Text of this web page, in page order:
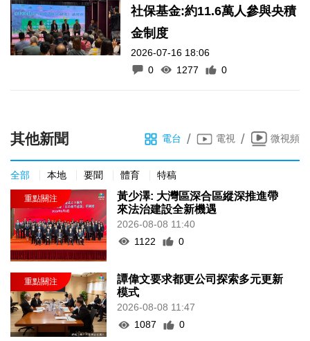
社保基金:約11.6萬人參與央積
金制度
2026-07-16 18:06
0
1277 0
其他新聞 電台 / 電視 / 微視頻
全部 本地 要聞 體育 特稿
黃少澤: 大灣區深合區縱深推進帶
來法治建設全新機遇
2026-08-08 11:40
1122
0
譚偉文要求都更公司探索多元更新
模式
2026-08-08 11:47
1087
0